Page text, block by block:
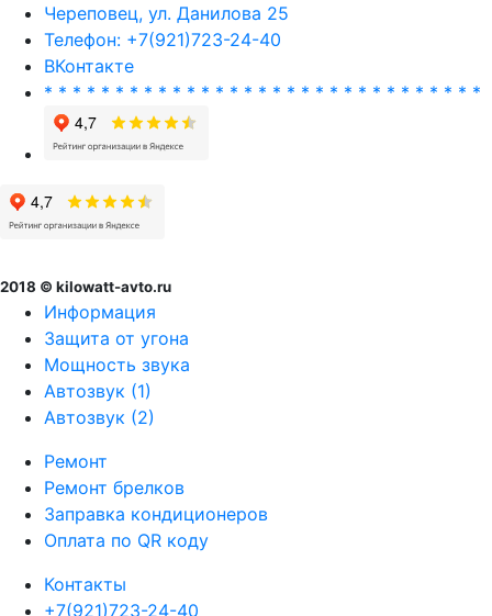
Череповец, ул. Данилова 25
Телефон: +7(921)723-24-40
ВКонтакте
* * * * * * * * * * * * * * * * * * * * * * * * * * * * * * *
2018 © kilowatt-avto.ru
Информация
Защита от угона
Мощность звука
Автозвук (1)
Автозвук (2)
Ремонт
Ремонт брелков
Заправка кондиционеров
Оплата по QR коду
Контакты
+7(921)723-24-40